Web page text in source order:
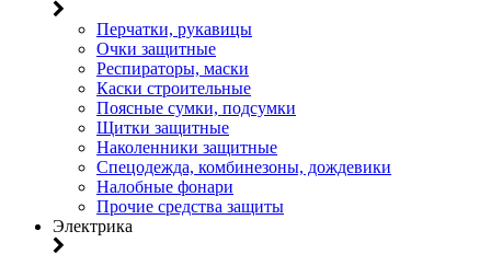
Перчатки, рукавицы
Очки защитные
Респираторы, маски
Каски строительные
Поясные сумки, подсумки
Щитки защитные
Наколенники защитные
Спецодежда, комбинезоны, дождевики
Налобные фонари
Прочие средства защиты
Электрика